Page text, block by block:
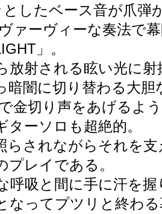
したベース音が爪弾
ァーヴィーな奏法で
」。
放射される眩い光に
暗闇に切り替わる大胆
金切り声をあげるよ
ターソロも超絶的。
らされながらそれを
プレイである。
呼吸と間に手に汗を
なってプツリと終わ